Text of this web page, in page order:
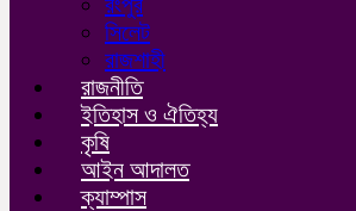
সিলেট
রাজশাহী
রাজনীতি
ইতিহাস ও ঐতিহ্য
কৃষি
আইন আদালত
ক্যাম্পাস